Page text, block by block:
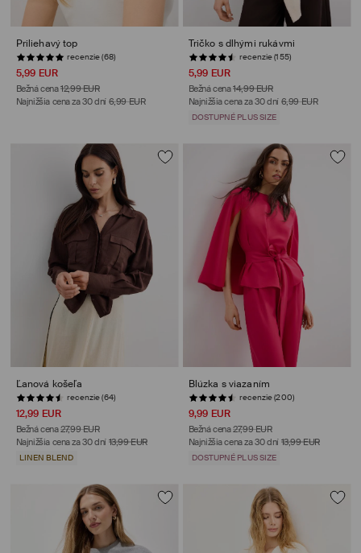
Priliehavý top
recenzie (68)
5,99 EUR
Bežná cena 12,99 EUR
Najnižšia cena za 30 dní 6,99 EUR
Tričko s dlhými rukávmi
recenzie (155)
5,99 EUR
Bežná cena 14,99 EUR
Najnižšia cena za 30 dní 6,99 EUR
DOSTUPNÉ PLUS SIZE
Ľanová košeľa
recenzie (64)
12,99 EUR
Bežná cena 27,99 EUR
Najnižšia cena za 30 dní 13,99 EUR
LINEN BLEND
Blúzka s viazaním
recenzie (200)
9,99 EUR
Bežná cena 27,99 EUR
Najnižšia cena za 30 dní 13,99 EUR
DOSTUPNÉ PLUS SIZE